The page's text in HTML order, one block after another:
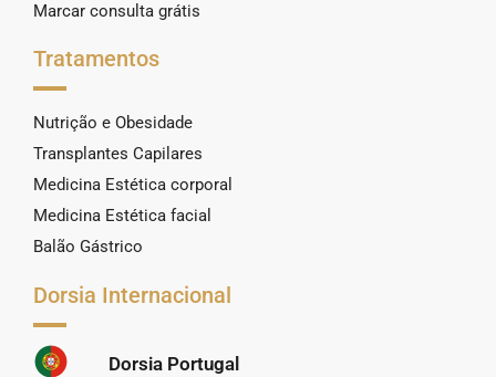
Marcar consulta grátis
Tratamentos
Nutrição e Obesidade
Transplantes Capilares
Medicina Estética corporal
Medicina Estética facial
Balão Gástrico
Dorsia Internacional
Dorsia Portugal